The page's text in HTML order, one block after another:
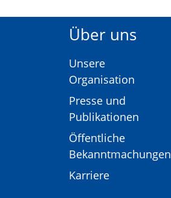
Über uns
Unsere
Organisation
Presse und
Publikationen
Öffentliche
Bekanntmachungen
Karriere